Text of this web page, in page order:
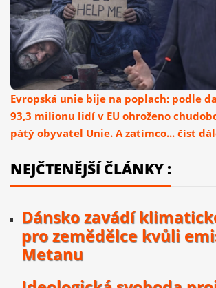
Evropská unie bije na poplach: podle
93,3 milionu lidí v EU ohroženo
pátý obyvatel Unie. A zatímco... číst
NEJČTENĚJŠÍ ČLÁNKY :
Dánsko zavádí
pro zemědělce kvůli
Metanu